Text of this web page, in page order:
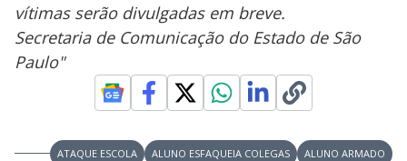
vítimas serão divulgadas em breve.
Secretaria de Comunicação do Estado de São
Paulo"
ATAQUE ESCOLA ALUNO ESFAQUEIA COLEGAS
ALUNO ARMADO